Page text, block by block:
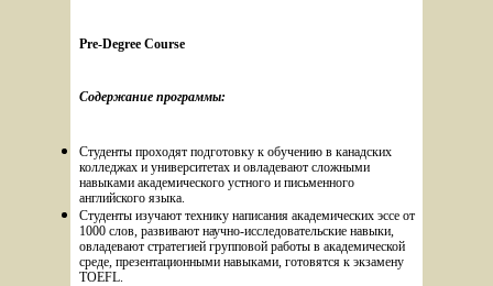
Pre-Degree Course
Содержание программы:
Студенты проходят подготовку к обучению в канадских
колледжах и университетах и овладевают сложными
навыками академического устного и письменного
английского языка.
Студенты изучают технику написания академических эссе от
1000 слов, развивают научно-исследовательские навыки,
овладевают стратегией групповой работы в академической
среде, презентационными навыками, готовятся к экзамену
TOEFL.